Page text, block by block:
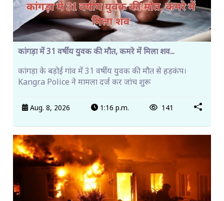
कांगड़ा में 31 वर्षीय युवक की मौत, कमरे में मिला शव...
कांगड़ा के बड़ोई गांव में 31 वर्षीय युवक की मौत से हड़कंप।
Kangra Police ने मामला दर्ज कर जांच शुरू
Aug. 8, 2026 1:16 p.m. 141